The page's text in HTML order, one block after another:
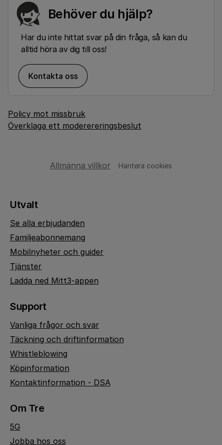
Behöver du hjälp?
Har du inte hittat svar på din fråga, så kan du
alltid höra av dig till oss!
Kontakta oss
Policy mot missbruk
Överklaga ett moderereringsbeslut
Allmänna villkor Hantera cookies
Utvalt
Se alla erbjudanden
Familjeabonnemang
Mobilnyheter och guider
Tjänster
Ladda ned Mitt3-appen
Support
Vanliga frågor och svar
Täckning och driftinformation
Whistleblowing
Köpinformation
Kontaktinformation - DSA
Om Tre
5G
Jobba hos oss